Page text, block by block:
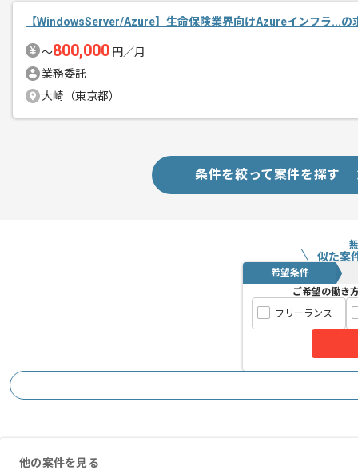
【WindowsServer/Azure】生命保険業界向けAzureインフラ...の
〜800,000 円／月
業務委託
大崎（東京都）
条件を絞って案件を探す
似た案
希望条件
ご希望の働き
フリーランス
他の案件を見る